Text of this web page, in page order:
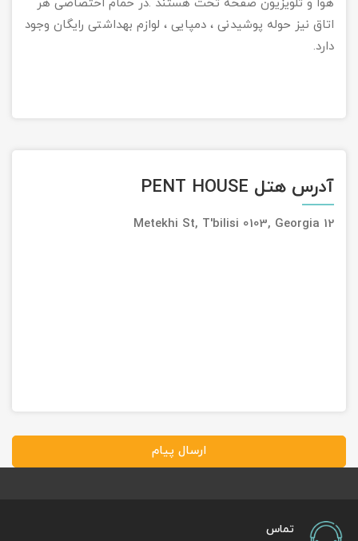
هوا و تلویزیون صفحه تخت هستند .در حمام اختصاصی هر
اتاق نیز حوله پوشیدنی ، دمپایی ، لوازم بهداشتی رایگان وجود
دارد.
آدرس هتل PENT HOUSE
12 Metekhi St, T'bilisi 0103, Georgia
ارسال پیام
تماس